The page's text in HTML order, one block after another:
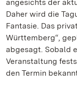
angesichts der
Daher wird die
Fantasie. Das
Württemberg“,
abgesagt. Sobald
Veranstaltung
den Termin